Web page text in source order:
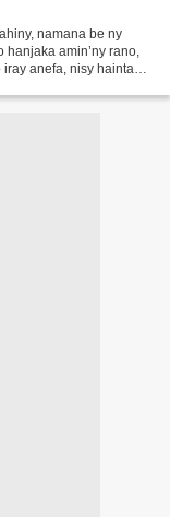
namana be ny
amin’ny rano,
anefa, nisy haintany